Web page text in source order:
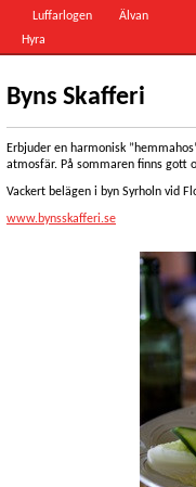
Luffarlogen
Älvan
Hyra
Byns Skafferi
Erbjuder en harmonisk
atmosfär. På sommaren finns gott
Vackert belägen i byn Syrholn vid
www.bynsskafferi.se